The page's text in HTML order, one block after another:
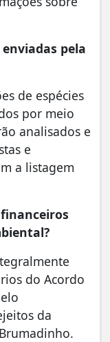
pela
de espécies
por meio
analisados e
e
a listagem
do Acordo
da